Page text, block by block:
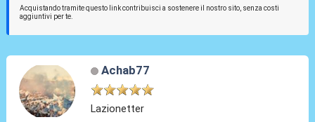
Acquistando tramite questo link contribuisci a sostenere il nostro sito, senza costi
aggiuntivi per te.
Achab77
Lazionetter